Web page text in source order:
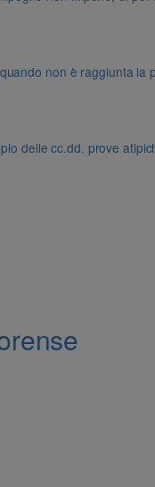
non è raggiunta
delle cc.dd. prove